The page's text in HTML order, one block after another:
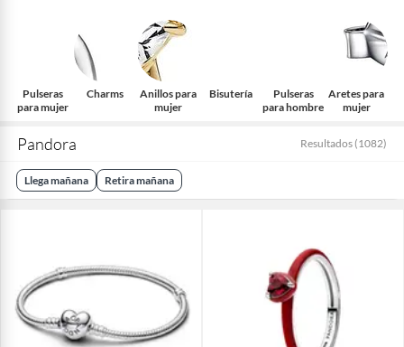
Pulseras
para mujer
Charms
Anillos para
mujer
Bisutería
Pulseras
para hombre
Aretes para
mujer
Pandora Resultados (1082)
Llega mañana Retira mañana